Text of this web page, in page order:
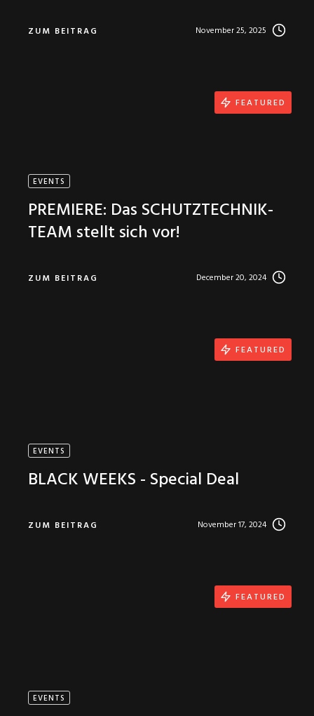
ZUM BEITRAG November 25, 2025
EVENTS
PREMIERE: Das SCHUTZTECHNIK-
TEAM stellt sich vor!
ZUM BEITRAG December 20, 2024
FEATURED
EVENTS
BLACK WEEKS - Special Deal
ZUM BEITRAG November 17, 2024
FEATURED
EVENTS
FEATURED